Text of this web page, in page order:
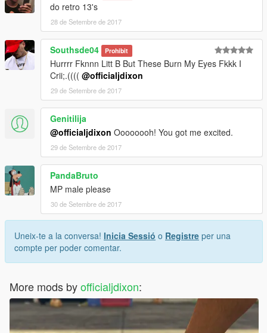
do retro 13's
28 de Setembre de 2017
Southsde04 Prohibit
Hurrrr Fknnn Litt B But These Burn My Eyes Fkkk I
Crii;.(((( @officialjdixon
29 de Setembre de 2017
Genitilija
@officialjdixon Oooooooh! You got me excited.
29 de Setembre de 2017
PandaBruto
MP male please
30 de Setembre de 2017
Uneix-te a la conversa! Inicia Sessió o Registre per una
compte per poder comentar.
More mods byofficialjdixon: